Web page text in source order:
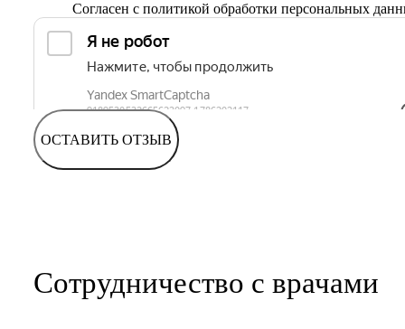
Согласен с политикой обработки персональных
ОСТАВИТЬ ОТЗЫВ
Сотрудничество с врачами